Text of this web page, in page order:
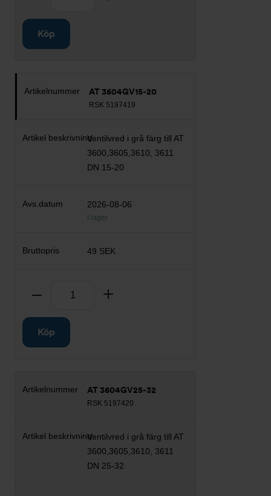
Köp
AT 3604GV15-20
RSK 5197419
Ventilvred i grå färg till AT
3600,3605,3610, 3611
DN 15-20
2026-08-06
I lager
49 SEK
Ta bort
Köp
AT 3604GV25-32
RSK 5197420
Ventilvred i grå färg till AT
3600,3605,3610, 3611
DN 25-32